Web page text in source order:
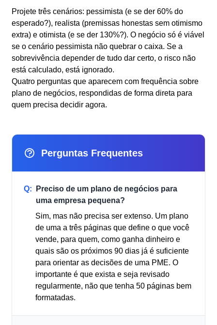
Projete três cenários: pessimista (e se der 60% do
esperado?), realista (premissas honestas sem otimismo
extra) e otimista (e se der 130%?). O negócio só é viável
se o cenário pessimista não quebrar o caixa. Se a
sobrevivência depender de tudo dar certo, o risco não
está calculado, está ignorado.
Quatro perguntas que aparecem com frequência sobre
plano de negócios, respondidas de forma direta para
quem precisa decidir agora.
Perguntas Frequentes
Q:
Preciso de um plano de negócios para
uma empresa pequena?
Sim, mas não precisa ser extenso. Um plano
de uma a três páginas que define o que você
vende, para quem, como ganha dinheiro e
quais são os próximos 90 dias já é suficiente
para orientar as decisões de uma PME. O
importante é que exista e seja revisado
regularmente, não que tenha 50 páginas bem
formatadas.